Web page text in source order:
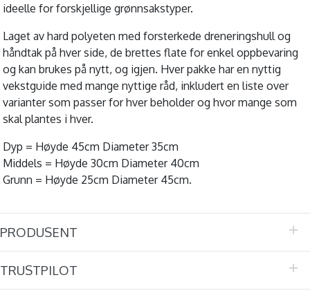
ideelle for forskjellige grønnsakstyper.
Laget av hard polyeten med forsterkede dreneringshull og
håndtak på hver side, de brettes flate for enkel oppbevaring
og kan brukes på nytt, og igjen. Hver pakke har en nyttig
vekstguide med mange nyttige råd, inkludert en liste over
varianter som passer for hver beholder og hvor mange som
skal plantes i hver.
Dyp = Høyde 45cm Diameter 35cm
Middels = Høyde 30cm Diameter 40cm
Grunn = Høyde 25cm Diameter 45cm.
PRODUSENT
TRUSTPILOT